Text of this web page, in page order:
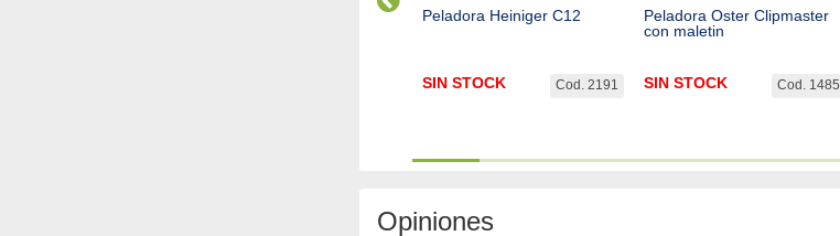
Peladora Oveja Negra 2008
Peladora Heiniger C12
Cod. 2191
SIN STOCK
Peladora Oster Clipmaster
con maletin
Cod. 1485
SIN STOCK
Opiniones